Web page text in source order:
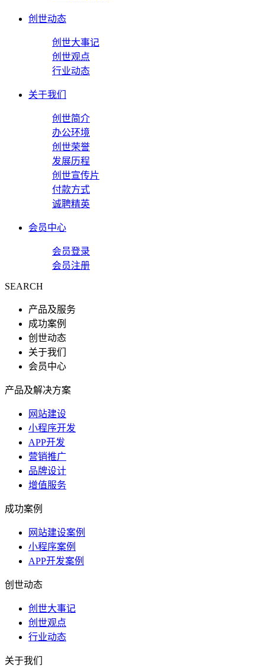
创世动态
创世大事记
创世观点
行业动态
关于我们
创世简介
办公环境
创世荣誉
发展历程
创世宣传片
付款方式
诚聘精英
会员中心
会员登录
会员注册
SEARCH
产品及服务
成功案例
创世动态
关于我们
会员中心
产品及解决方案
网站建设
小程序开发
APP开发
营销推广
品牌设计
增值服务
成功案例
网站建设案例
小程序案例
APP开发案例
创世动态
创世大事记
创世观点
行业动态
关于我们